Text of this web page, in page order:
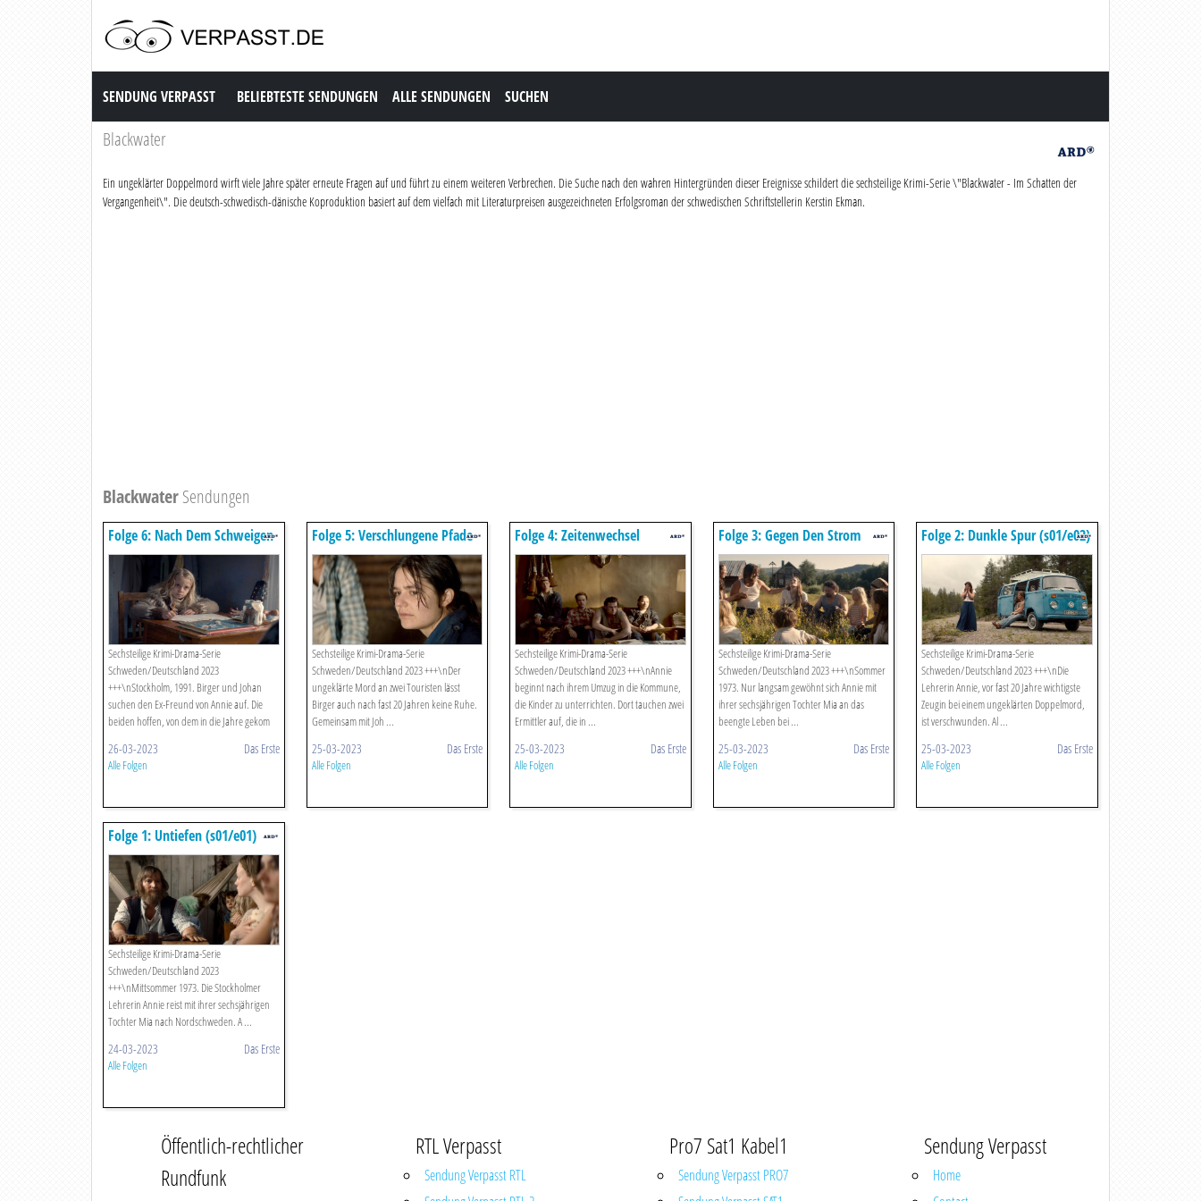
Sendung Verpasst
SENDUNG VERPASST BELIEBTESTE SENDUNGEN ALLE SENDUNGEN SUCHEN
Blackwater
Ein ungeklärter Doppelmord wirft viele Jahre später erneute Fragen auf und führt zu einem weiteren Verbrechen. Die Suche nach den wahren Hintergründen dieser Ereignisse schildert die sechsteilige Krimi-Serie \"Blackwater - Im Schatten der
Vergangenheit\". Die deutsch-schwedisch-dänische Koproduktion basiert auf dem vielfach mit Literaturpreisen ausgezeichneten Erfolgsroman der schwedischen Schriftstellerin Kerstin Ekman.
BlackwaterSendungen
Folge 6: Nach Dem Schweigen
(s01/e06)
Sechsteilige Krimi-Drama-Serie
Schweden/Deutschland 2023
+++\nStockholm, 1991. Birger und Johan
suchen den Ex-Freund von Annie auf. Die
beiden hoffen, von dem in die Jahre gekom
26-03-2023 Das Erste
Alle Folgen
Folge 5: Verschlungene Pfade
(s01/e05)
Sechsteilige Krimi-Drama-Serie
Schweden/Deutschland 2023 +++\nDer
ungeklärte Mord an zwei Touristen lässt
Birger auch nach fast 20 Jahren keine Ruhe.
Gemeinsam mit Joh ...
25-03-2023 Das Erste
Alle Folgen
Folge 4: Zeitenwechsel
(s01/e04)
Sechsteilige Krimi-Drama-Serie
Schweden/Deutschland 2023 +++\nAnnie
beginnt nach ihrem Umzug in die Kommune,
die Kinder zu unterrichten. Dort tauchen zwei
Ermittler auf, die in ...
25-03-2023 Das Erste
Alle Folgen
Folge 3: Gegen Den Strom
(s01/e03)
Sechsteilige Krimi-Drama-Serie
Schweden/Deutschland 2023 +++\nSommer
1973. Nur langsam gewöhnt sich Annie mit
ihrer sechsjährigen Tochter Mia an das
beengte Leben bei ...
25-03-2023 Das Erste
Alle Folgen
Folge 2: Dunkle Spur (s01/e02)
Sechsteilige Krimi-Drama-Serie
Schweden/Deutschland 2023 +++\nDie
Lehrerin Annie, vor fast 20 Jahre wichtigste
Zeugin bei einem ungeklärten Doppelmord,
ist verschwunden. Al ...
25-03-2023 Das Erste
Alle Folgen
Folge 1: Untiefen (s01/e01)
Sechsteilige Krimi-Drama-Serie
Schweden/Deutschland 2023
+++\nMittsommer 1973. Die Stockholmer
Lehrerin Annie reist mit ihrer sechsjährigen
Tochter Mia nach Nordschweden. A ...
24-03-2023 Das Erste
Alle Folgen
Öffentlich-rechtlicher
Rundfunk
RTL Verpasst
Sendung Verpasst RTL
Pro7 Sat1 Kabel1
Sendung Verpasst PRO7
Sendung Verpasst
Home